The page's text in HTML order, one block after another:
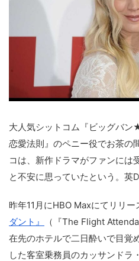
大人気シットコム『ビッグバ
恋愛法則』のペニー役でお茶の
コは、新作ドラマがファンに
と不安に思っていたという。英
昨年11月にHBO Maxにてリリー
ダント』
（『The Flight
在先のホテルで二日酔いで目覚
した客室乗務員のカッサンドラ